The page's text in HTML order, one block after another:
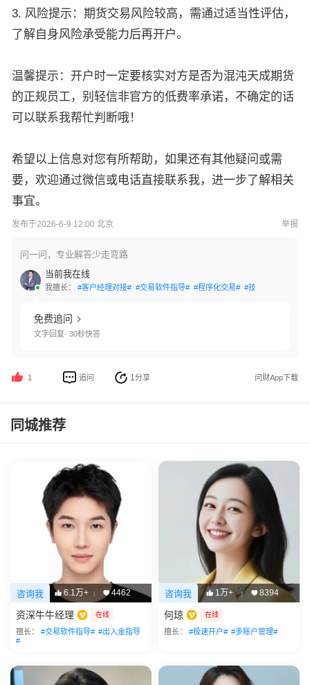
3. 风险提示：期货交易风险较高，需通过适当性评估，
了解自身风险承受能力后再开户。
温馨提示：开户时一定要核实对方是否为混沌天成期货
的正规员工，别轻信非官方的低费率承诺，不确定的话
可以联系我帮忙判断哦！
希望以上信息对您有所帮助，如果还有其他疑问或需
要，欢迎通过微信或电话直接联系我，进一步了解相关
事宜。
发布于2026-6-9 12:00 北京 举报
问一问，专业解答少走弯路
当前我在线
我擅长： #客户经理对接# #交易软件指导# #程序化交易# #技术指标应用#
免费追问
文字回复· 30秒快答
1 追问 1分享 问财App下载
同城推荐
咨询我 6.1万+ | 4462
资深牛牛经理 在线
擅长： #交易软件指导# #出入金指导
#
咨询我 1万+ | 8394
何琼 在线
擅长： #极速开户# #多账户管理#